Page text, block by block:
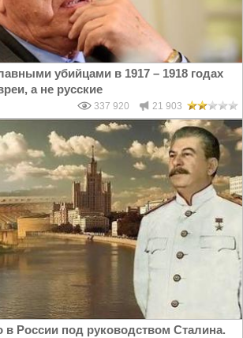
убийцами в 1917 – 1918 годах
а не русские
337 920 21 903
России под руководством Сталина.